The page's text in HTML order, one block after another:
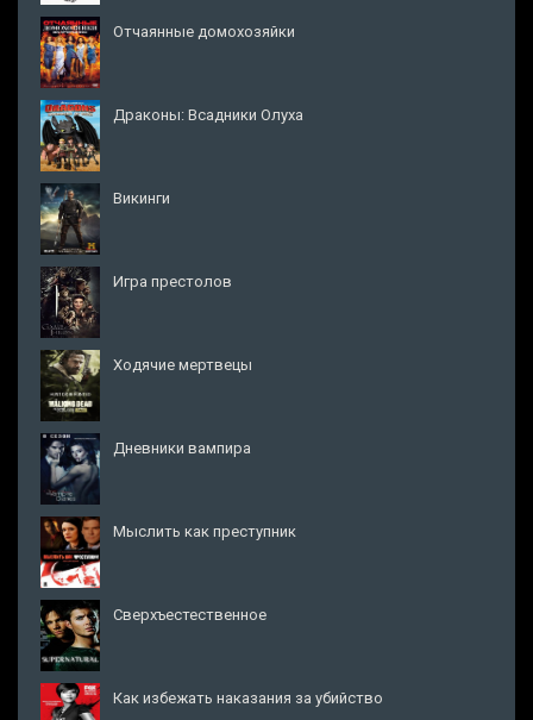
Отчаянные домохозяйки
Драконы: Всадники Олуха
Викинги
Игра престолов
Ходячие мертвецы
Дневники вампира
Мыслить как преступник
Сверхъестественное
Как избежать наказания за убийство